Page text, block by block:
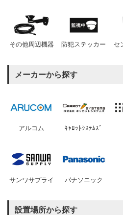
その他周辺機器 防犯ステッカー セ
メーカーから探す
アルコム ｷｬﾛｯﾄｼｽﾃﾑｽﾞ
サンワサプライ パナソニック
設置場所から探す